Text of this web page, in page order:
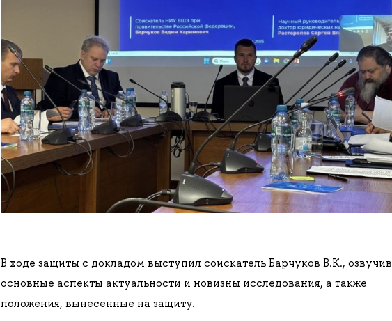
В ходе защиты с докладом выступил соискатель Барчуков В.К., озвучив
основные аспекты актуальности и новизны исследования, а также
положения, вынесенные на защиту.